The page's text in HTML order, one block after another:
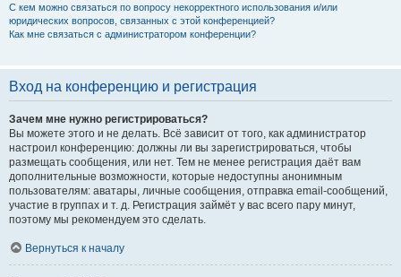
С кем можно связаться по вопросу некорректного использования и/или
юридических вопросов, связанных с этой конференцией?
Как мне связаться с администратором конференции?
Вход на конференцию и регистрация
Зачем мне нужно регистрироваться?
Вы можете этого и не делать. Всё зависит от того, как администратор
настроил конференцию: должны ли вы зарегистрироваться, чтобы
размещать сообщения, или нет. Тем не менее регистрация даёт вам
дополнительные возможности, которые недоступны анонимным
пользователям: аватары, личные сообщения, отправка email-сообщений,
участие в группах и т. д. Регистрация займёт у вас всего пару минут,
поэтому мы рекомендуем это сделать.
Вернуться к началу